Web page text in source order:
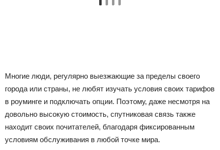
Многие люди, регулярно выезжающие за пределы своего
города или страны, не любят изучать условия своих тарифов
в роуминге и подключать опции. Поэтому, даже несмотря на
довольно высокую стоимость, спутниковая связь также
находит своих почитателей, благодаря фиксированным
условиям обслуживания в любой точке мира.